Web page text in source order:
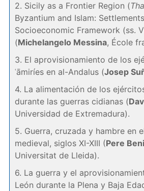
2. Sicily as a Frontier Region (
Byzantium and Islam:
Socioeconomic Framework (ss.
(Michelangelo Messina, École
3. El aprovisionamiento de los
ʿāmiríes en al-Andalus (Josep
4. La alimentación de los
durante las guerras cidianas (
Universidad de Extremadura).
5. Guerra, cruzada y hambre en
medieval, siglos XI-XIII (Pere
Universitat de Lleida).
6. La guerra y el
León durante la Plena y Baja